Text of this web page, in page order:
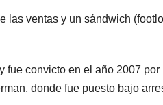
las ventas y un sándwich
convicto en el año 2007
donde fue puesto bajo